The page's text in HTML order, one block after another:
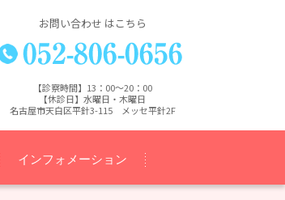
お問い合わせ はこちら
【診察時間】13：00～20：00
【休診日】水曜日・木曜日
名古屋市天白区平針3-115 メッセ平針2F
インフォメーション